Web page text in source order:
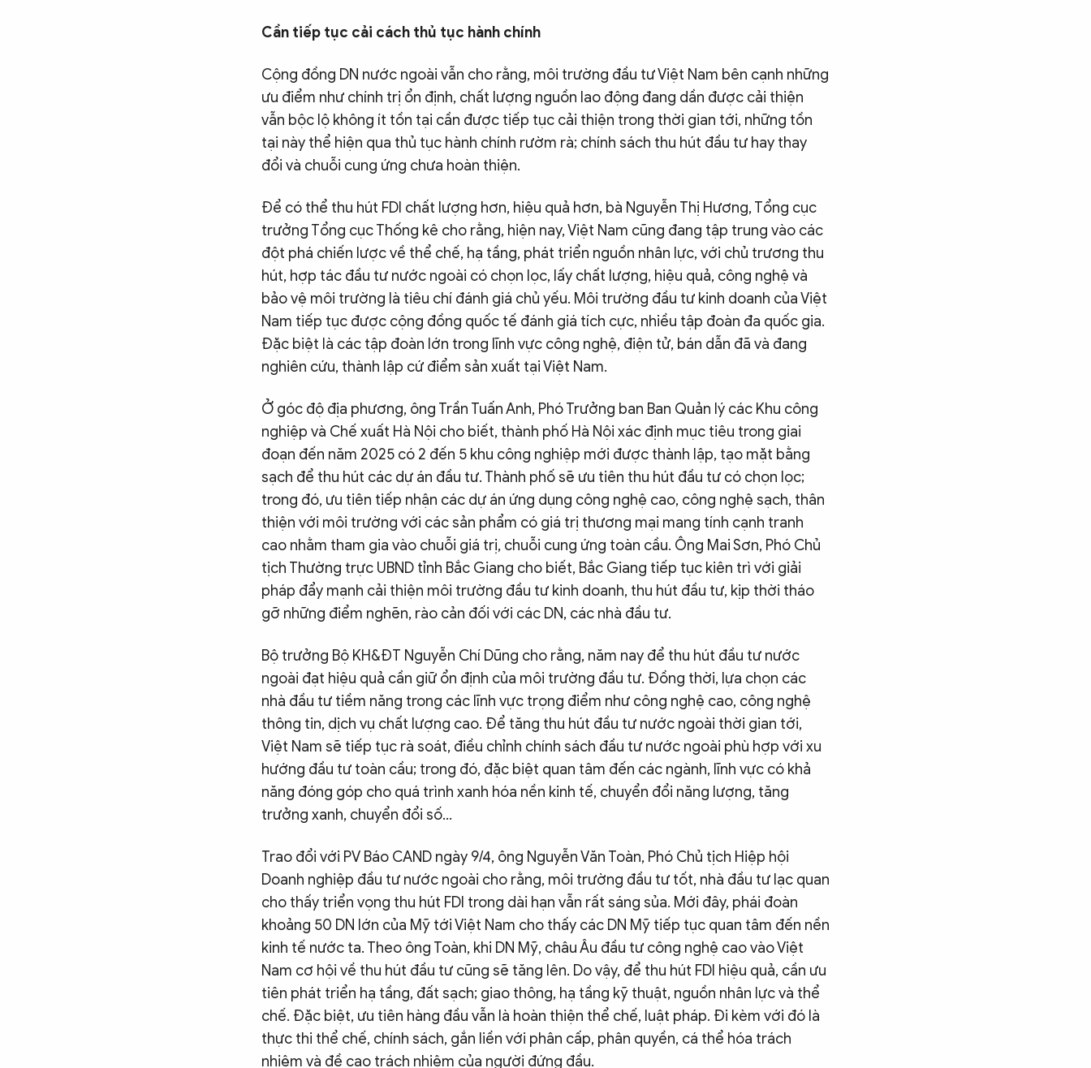
Cần tiếp tục cải cách thủ tục hành chính
Cộng đồng DN nước ngoài vẫn cho rằng, môi trường đầu tư Việt Nam bên cạnh những
ưu điểm như chính trị ổn định, chất lượng nguồn lao động đang dần được cải thiện
vẫn bộc lộ không ít tồn tại cần được tiếp tục cải thiện trong thời gian tới, những tồn
tại này thể hiện qua thủ tục hành chính rườm rà; chính sách thu hút đầu tư hay thay
đổi và chuỗi cung ứng chưa hoàn thiện.
Để có thể thu hút FDI chất lượng hơn, hiệu quả hơn, bà Nguyễn Thị Hương, Tổng cục
trưởng Tổng cục Thống kê cho rằng, hiện nay, Việt Nam cũng đang tập trung vào các
đột phá chiến lược về thể chế, hạ tầng, phát triển nguồn nhân lực, với chủ trương thu
hút, hợp tác đầu tư nước ngoài có chọn lọc, lấy chất lượng, hiệu quả, công nghệ và
bảo vệ môi trường là tiêu chí đánh giá chủ yếu. Môi trường đầu tư kinh doanh của Việt
Nam tiếp tục được cộng đồng quốc tế đánh giá tích cực, nhiều tập đoàn đa quốc gia.
Đặc biệt là các tập đoàn lớn trong lĩnh vực công nghệ, điện tử, bán dẫn đã và đang
nghiên cứu, thành lập cứ điểm sản xuất tại Việt Nam.
Ở góc độ địa phương, ông Trần Tuấn Anh, Phó Trưởng ban Ban Quản lý các Khu công
nghiệp và Chế xuất Hà Nội cho biết, thành phố Hà Nội xác định mục tiêu trong giai
đoạn đến năm 2025 có 2 đến 5 khu công nghiệp mới được thành lập, tạo mặt bằng
sạch để thu hút các dự án đầu tư. Thành phố sẽ ưu tiên thu hút đầu tư có chọn lọc;
trong đó, ưu tiên tiếp nhận các dự án ứng dụng công nghệ cao, công nghệ sạch, thân
thiện với môi trường với các sản phẩm có giá trị thương mại mang tính cạnh tranh
cao nhằm tham gia vào chuỗi giá trị, chuỗi cung ứng toàn cầu. Ông Mai Sơn, Phó Chủ
tịch Thường trực UBND tỉnh Bắc Giang cho biết, Bắc Giang tiếp tục kiên trì với giải
pháp đẩy mạnh cải thiện môi trường đầu tư kinh doanh, thu hút đầu tư, kịp thời tháo
gỡ những điểm nghẽn, rào cản đối với các DN, các nhà đầu tư.
Bộ trưởng Bộ KH&ĐT Nguyễn Chí Dũng cho rằng, năm nay để thu hút đầu tư nước
ngoài đạt hiệu quả cần giữ ổn định của môi trường đầu tư. Đồng thời, lựa chọn các
nhà đầu tư tiềm năng trong các lĩnh vực trọng điểm như công nghệ cao, công nghệ
thông tin, dịch vụ chất lượng cao. Để tăng thu hút đầu tư nước ngoài thời gian tới,
Việt Nam sẽ tiếp tục rà soát, điều chỉnh chính sách đầu tư nước ngoài phù hợp với xu
hướng đầu tư toàn cầu; trong đó, đặc biệt quan tâm đến các ngành, lĩnh vực có khả
năng đóng góp cho quá trình xanh hóa nền kinh tế, chuyển đổi năng lượng, tăng
trưởng xanh, chuyển đổi số…
Trao đổi với PV Báo CAND ngày 9/4, ông Nguyễn Văn Toàn, Phó Chủ tịch Hiệp hội
Doanh nghiệp đầu tư nước ngoài cho rằng, môi trường đầu tư tốt, nhà đầu tư lạc quan
cho thấy triển vọng thu hút FDI trong dài hạn vẫn rất sáng sủa. Mới đây, phái đoàn
khoảng 50 DN lớn của Mỹ tới Việt Nam cho thấy các DN Mỹ tiếp tục quan tâm đến nền
kinh tế nước ta. Theo ông Toàn, khi DN Mỹ, châu Âu đầu tư công nghệ cao vào Việt
Nam cơ hội về thu hút đầu tư cũng sẽ tăng lên. Do vậy, để thu hút FDI hiệu quả, cần ưu
tiên phát triển hạ tầng, đất sạch; giao thông, hạ tầng kỹ thuật, nguồn nhân lực và thể
chế. Đặc biệt, ưu tiên hàng đầu vẫn là hoàn thiện thể chế, luật pháp. Đi kèm với đó là
thực thi thể chế, chính sách, gắn liền với phân cấp, phân quyền, cá thể hóa trách
nhiệm và đề cao trách nhiệm của người đứng đầu.